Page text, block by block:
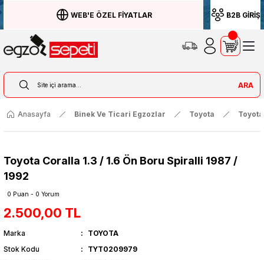
WEB'E ÖZEL FİYATLAR B2B GİRİŞ
ARA
Anasayfa Binek Ve Ticari Egzozlar Toyota
Toyota Coralla 1.3 / 1.6 Ön Boru Spiralli 1987 /
1992
0 Puan - 0 Yorum
2.500,00 TL
Marka
TOYOTA
Stok Kodu
TYT0209979